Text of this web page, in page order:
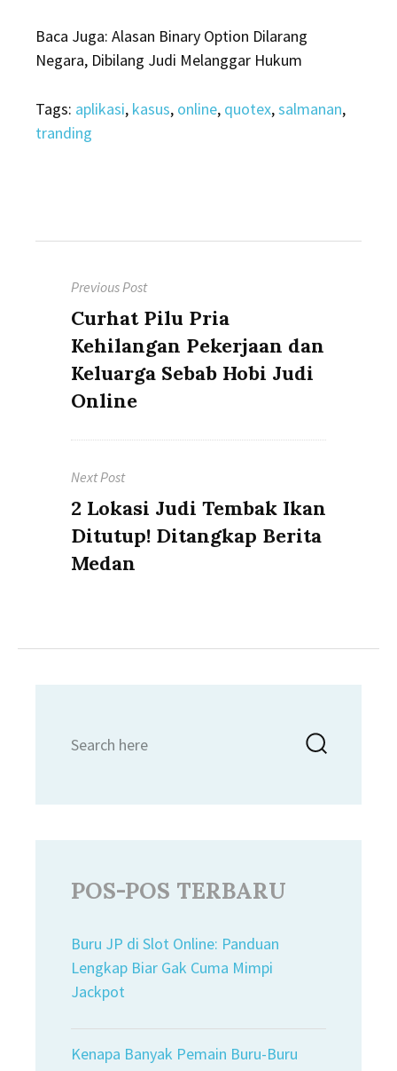
Baca Juga: Alasan Binary Option Dilarang
Negara, Dibilang Judi Melanggar Hukum
Tags: aplikasi, kasus, online, quotex,salmanan,
tranding
pos
Previous Post
Previous
post:
Curhat Pilu Pria
Kehilangan Pekerjaan dan
Keluarga Sebab Hobi Judi
Online
Next Post
Next
post:
2 Lokasi Judi Tembak Ikan
Ditutup! Ditangkap Berita
Medan
for:
POS-POS TERBARU
Buru JP di Slot Online: Panduan
Lengkap Biar Gak Cuma Mimpi
Jackpot
Kenapa Banyak Pemain Buru-Buru